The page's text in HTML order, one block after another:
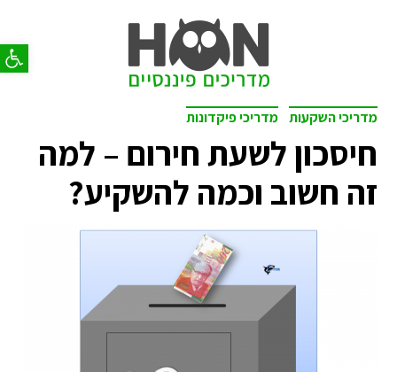
פתח
מדריכי השקעות מדריכי פיקדונות
חיסכון לשעת חירום – למה
זה חשוב וכמה להשקיע?